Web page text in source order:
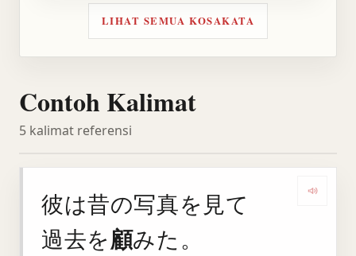
LIHAT SEMUA KOSAKATA
Contoh Kalimat
5 kalimat referensi
彼は昔の写真を見て
過去を顧みた。